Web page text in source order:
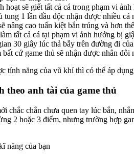
sẽ giết tất cả cá trong phạm vi ảnh
tung 1 lần đầu độc nhận được nhiều cá
nâng cao tuấn kiệt bắn trúng và hơn
tất cả cá tại phạm vi ảnh hưởng bị
30 giây lúc thả bẫy trên đường đi
cứ game thủ sẽ nhận được nhân
tính năng của vũ khí thì có thể áp
theo anh tài của game thủ
chắc chắn chưa quen tay lúc bắn,
2 hoặc 3 điểm, nhưng trường hợp